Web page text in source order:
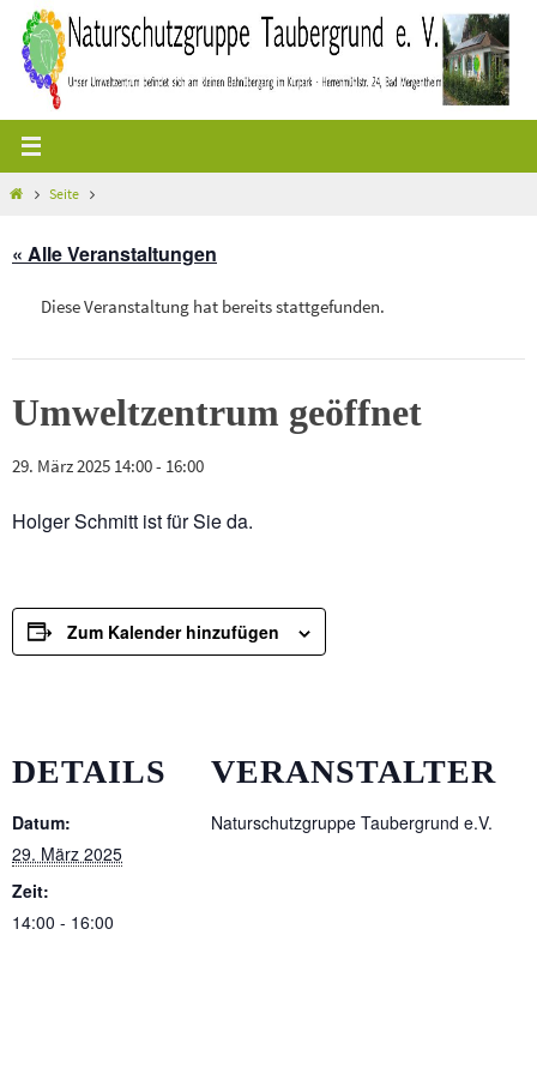
Zum
Inhalt
springen
StartSeite
« Alle Veranstaltungen
Diese Veranstaltung hat bereits stattgefunden.
Umweltzentrum geöffnet
29. März 2025 14:00- 16:00
Holger Schmitt ist für Sie da.
Zum Kalender hinzufügen
DETAILS
Datum:
29. März 2025
Zeit:
14:00 - 16:00
VERANSTALTER
Naturschutzgruppe Taubergrund e.V.